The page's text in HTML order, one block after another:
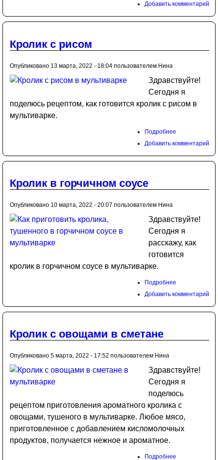
Добавить комментарий
Кролик с рисом
Опубликовано 13 марта, 2022 - 18:04 пользователем Нина
Здравствуйте!
Сегодня я
поделюсь рецептом, как готовится кролик с рисом в
мультиварке.
Подробнее
Добавить комментарий
Кролик в горчичном соусе
Опубликовано 10 марта, 2022 - 20:07 пользователем Нина
Здравствуйте!
Сегодня я
расскажу, как
готовится
кролик в горчичном соусе в мультиварке.
Подробнее
Добавить комментарий
Кролик с овощами в сметане
Опубликовано 5 марта, 2022 - 17:52 пользователем Нина
Здравствуйте!
Сегодня я
поделюсь
рецептом приготовления ароматного кролика с
овощами, тушеного в мультиварке. Любое мясо,
приготовленное с добавлением кисломолочных
продуктов, получается нежное и ароматное.
Подробнее